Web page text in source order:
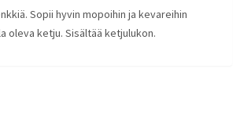
Sopii hyvin mopoihin ja kevareihin
oleva ketju. Sisältää ketjulukon.